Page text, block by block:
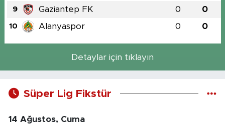
9 Gaziantep FK 0 0
10 Alanyaspor 0 0
Detaylar için tıklayın
Süper Lig Fikstür
14 Ağustos, Cuma